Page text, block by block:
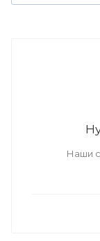
Наши